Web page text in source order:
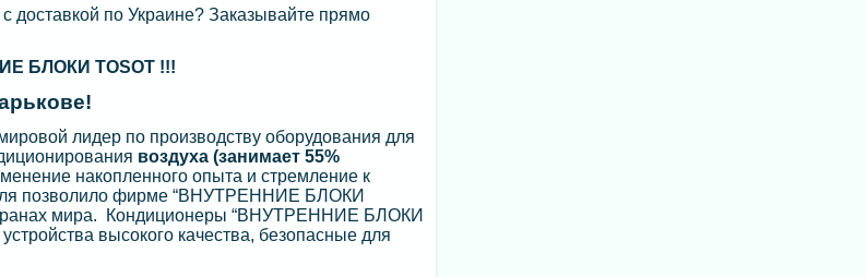
с доставкой по Украине? Заказывайте прямо
БЛОКИ TOSOT !!!
лидер по производству оборудования для
воздуха (занимает 55%
накопленного опыта и стремление к
позволило фирме “ВНУТРЕННИЕ БЛОКИ
мира. Кондиционеры “ВНУТРЕННИЕ БЛОКИ
высокого качества, безопасные для